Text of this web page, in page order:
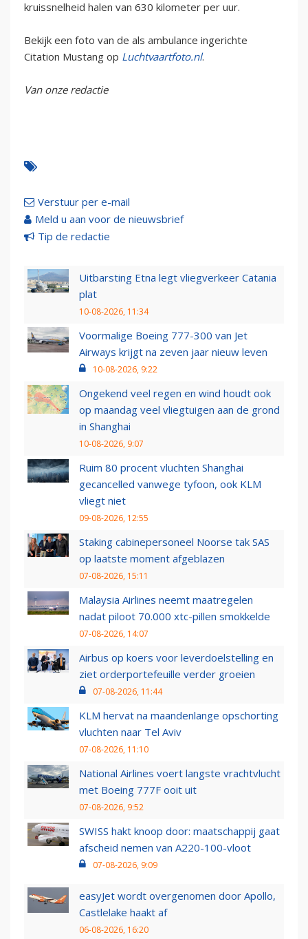
kruissnelheid halen van 630 kilometer per uur.
Bekijk een foto van de als ambulance ingerichte
Citation Mustang op Luchtvaartfoto.nl.
Van onze redactie
Verstuur per e-mail
Meld u aan voor de nieuwsbrief
Tip de redactie
Uitbarsting Etna legt vliegverkeer Catania
plat
10-08-2026, 11:34
Voormalige Boeing 777-300 van Jet
Airways krijgt na zeven jaar nieuw leven
10-08-2026, 9:22
Ongekend veel regen en wind houdt ook
op maandag veel vliegtuigen aan de grond
in Shanghai
10-08-2026, 9:07
Ruim 80 procent vluchten Shanghai
gecancelled vanwege tyfoon, ook KLM
vliegt niet
09-08-2026, 12:55
Staking cabinepersoneel Noorse tak SAS
op laatste moment afgeblazen
07-08-2026, 15:11
Malaysia Airlines neemt maatregelen
nadat piloot 70.000 xtc-pillen smokkelde
07-08-2026, 14:07
Airbus op koers voor leverdoelstelling en
ziet orderportefeuille verder groeien
07-08-2026, 11:44
KLM hervat na maandenlange opschorting
vluchten naar Tel Aviv
07-08-2026, 11:10
National Airlines voert langste vrachtvlucht
met Boeing 777F ooit uit
07-08-2026, 9:52
SWISS hakt knoop door: maatschappij gaat
afscheid nemen van A220-100-vloot
07-08-2026, 9:09
easyJet wordt overgenomen door Apollo,
Castlelake haakt af
06-08-2026, 16:20